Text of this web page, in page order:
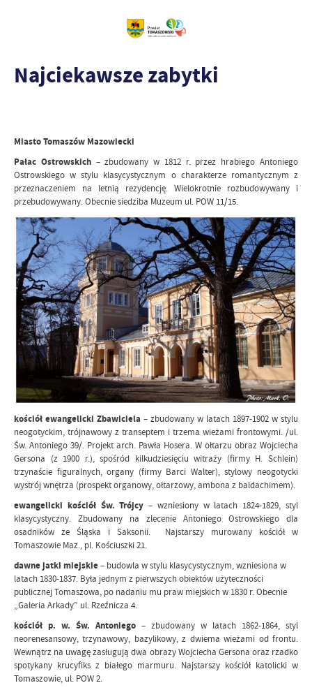
Najciekawsze zabytki
Miasto Tomaszów Mazowiecki
Pałac Ostrowskich– zbudowany w 1812 r. przez hrabiego Antoniego
Ostrowskiego w stylu klasycystycznym o charakterze romantycznym z
przeznaczeniem na letnią rezydencję. Wielokrotnie rozbudowywany i
przebudowywany. Obecnie siedziba Muzeum ul. POW 11/15.
kościół ewangelicki Zbawiciela – zbudowany w latach 1897-1902 w stylu
neogotyckim, trójnawowy z transeptem i trzema wieżami frontowymi. /ul.
Św. Antoniego 39/. Projekt arch. Pawła Hosera. W ołtarzu obraz Wojciecha
Gersona (z 1900 r.), spośród kilkudziesięciu witraży (firmy H. Schlein)
trzynaście figuralnych, organy (firmy Barci Walter), stylowy neogotycki
wystrój wnętrza (prospekt organowy, ołtarzowy, ambona z baldachimem).
ewangelicki kościół Św. Trójcy– wzniesiony w latach 1824-1829, styl
klasycystyczny. Zbudowany na zlecenie Antoniego Ostrowskiego dla
osadników ze Śląska i Saksonii. Najstarszy murowany kościół w
Tomaszowie Maz., pl. Kościuszki 21.
dawne jatki miejskie– budowla w stylu klasycystycznym, wzniesiona w
latach 1830-1837. Była jednym z pierwszych obiektów użyteczności
publicznej Tomaszowa, po nadaniu mu praw miejskich w 1830 r. Obecnie
„Galeria Arkady” ul. Rzeźnicza 4.
kościół p. w. Św. Antoniego – zbudowany w latach 1862-1864, styl
neorenesansowy, trzynawowy, bazylikowy, z dwiema wieżami od frontu.
Wewnątrz na uwagę zasługują dwa obrazy Wojciecha Gersona oraz rzadko
spotykany krucyfiks z białego marmuru. Najstarszy kościół katolicki w
Tomaszowie, ul. POW 2.